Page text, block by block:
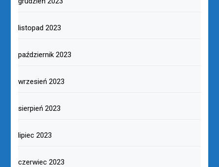
listopad 2023
październik 2023
wrzesień 2023
sierpień 2023
lipiec 2023
czerwiec 2023